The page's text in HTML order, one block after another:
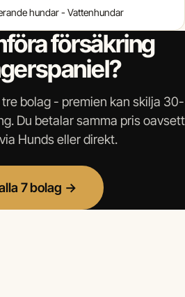
hundar - Vattenhundar
försäkring
bolag - premien kan skilja 30-
Du betalar samma pris oavsett
Hunds eller direkt.
7 bolag →